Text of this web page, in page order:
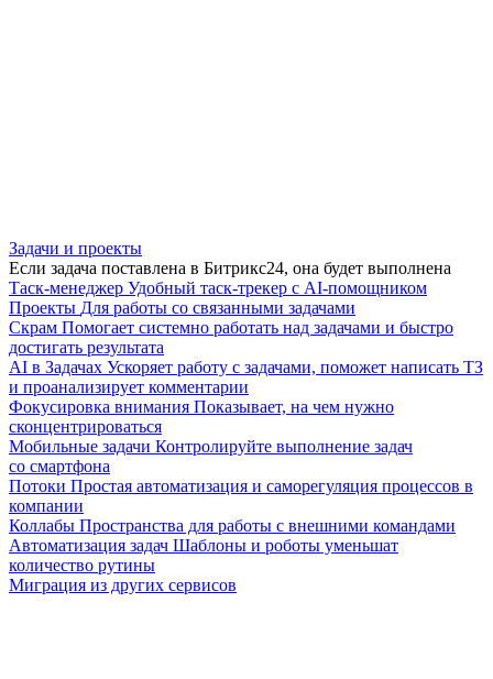
Задачи и проекты
Если задача поставлена в Битрикс24, она будет выполнена
Таск-менеджер Удобный таск-трекер с AI-помощником
Проекты Для работы со связанными задачами
Скрам Помогает системно работать над задачами и быстро
достигать результата
AI в Задачах Ускоряет работу с задачами, поможет написать ТЗ
и проанализирует комментарии
Фокусировка внимания Показывает, на чем нужно
сконцентрироваться
Мобильные задачи Контролируйте выполнение задач
со смартфона
Потоки Простая автоматизация и саморегуляция процессов в
компании
Коллабы Пространства для работы с внешними командами
Автоматизация задач Шаблоны и роботы уменьшат
количество рутины
Миграция из других сервисов